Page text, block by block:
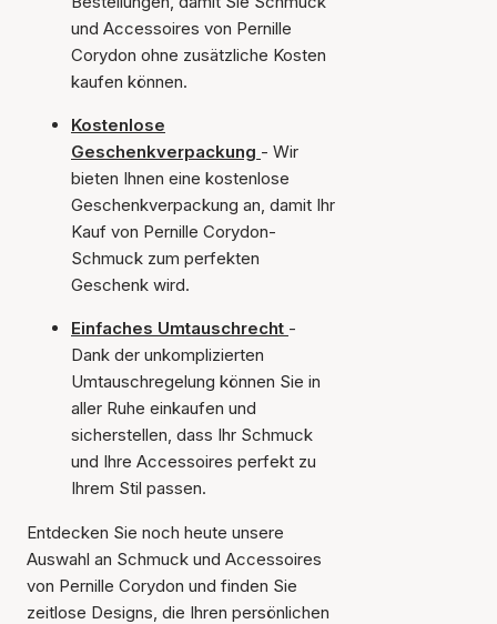
und Accessoires von Pernille
Corydon ohne zusätzliche Kosten
kaufen können.
Kostenlose
Geschenkverpackung - Wir
bieten Ihnen eine kostenlose
Geschenkverpackung an, damit Ihr
Kauf von Pernille Corydon-
Schmuck zum perfekten
Geschenk wird.
Einfaches Umtauschrecht -
Dank der unkomplizierten
Umtauschregelung können Sie in
aller Ruhe einkaufen und
sicherstellen, dass Ihr Schmuck
und Ihre Accessoires perfekt zu
Ihrem Stil passen.
Entdecken Sie noch heute unsere
Auswahl an Schmuck und Accessoires
von Pernille Corydon und finden Sie
zeitlose Designs, die Ihren persönlichen